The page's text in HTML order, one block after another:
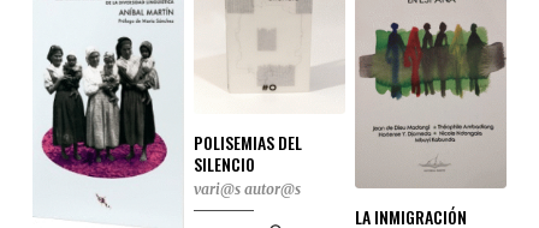
POLISEMIAS DEL
SILENCIO
vari@s autor@s
LA INMIGRACIÓN